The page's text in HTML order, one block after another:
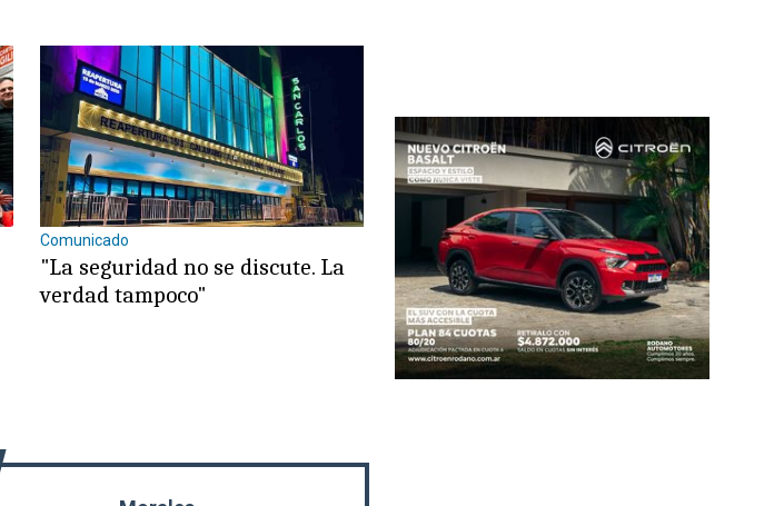
Comunicado
"La seguridad no se discute. La
verdad tampoco"